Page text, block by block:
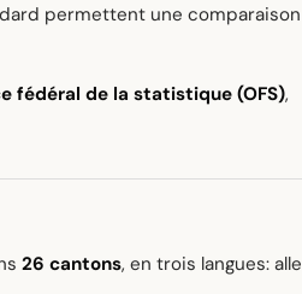
permettent une comparaison
fédéral de la statistique (OFS),
26 cantons, en trois langues: